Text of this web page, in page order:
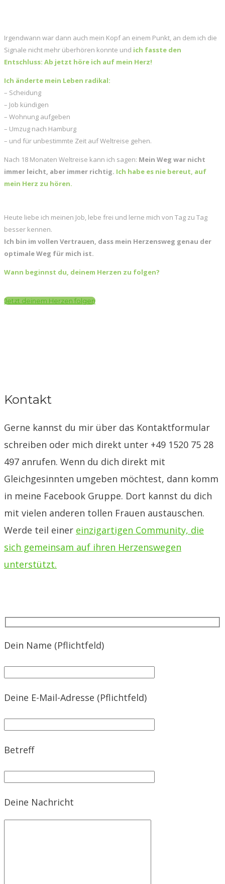
Irgendwann war dann auch mein Kopf an einem Punkt, an dem ich die
Signale nicht mehr überhören konnte und ich fasste den
Entschluss: Ab jetzt höre ich auf mein Herz!
Ich änderte mein Leben radikal:
– Scheidung
– Job kündigen
– Wohnung aufgeben
– Umzug nach Hamburg
– und für unbestimmte Zeit auf Weltreise gehen.
Nach 18 Monaten Weltreise kann ich sagen: Mein Weg war nicht
immer leicht, aber immer richtig. Ich habe es nie bereut, auf
mein Herz zu hören.
Heute liebe ich meinen Job, lebe frei und lerne mich von Tag zu Tag
besser kennen.
Ich bin im vollen Vertrauen, dass mein Herzensweg genau der
optimale Weg für mich ist.
Wann beginnst du, deinem Herzen zu folgen?
Jetzt deinem Herzen folgen
Kontakt
Gerne kannst du mir über das Kontaktformular
schreiben oder mich direkt unter +49 1520 75 28
497 anrufen. Wenn du dich direkt mit
Gleichgesinnten umgeben möchtest, dann komm
in meine Facebook Gruppe. Dort kannst du dich
mit vielen anderen tollen Frauen austauschen.
Werde teil einer einzigartigen Community, die
sich gemeinsam auf ihren Herzenswegen
unterstützt.
Dein Name (Pflichtfeld)
Deine E-Mail-Adresse (Pflichtfeld)
Betreff
Deine Nachricht